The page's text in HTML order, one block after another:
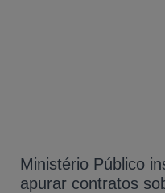
Ministério Público
apurar contratos